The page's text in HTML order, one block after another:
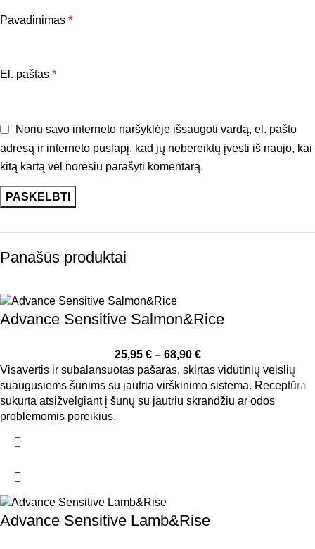
Pavadinimas *
El. paštas *
Noriu savo interneto naršyklėje išsaugoti vardą, el. pašto
adresą ir interneto puslapį, kad jų nebereiktų įvesti iš naujo, kai
kitą kartą vėl norėsiu parašyti komentarą.
Panašūs produktai
Advance Sensitive Salmon&Rice
25,95 € – 68,90 €
Visavertis ir subalansuotas pašaras, skirtas vidutinių veislių
suaugusiems šunims su jautria virškinimo sistema. Receptūra
sukurta atsižvelgiant į šunų su jautriu skrandžiu ar odos
problemomis poreikius.
Advance Sensitive Lamb&Rise